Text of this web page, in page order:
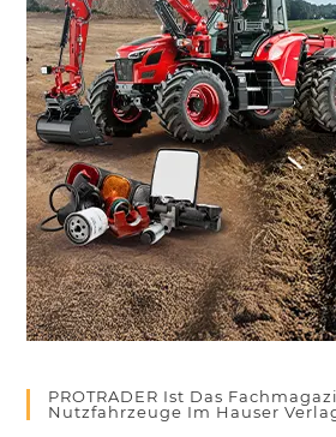
PROTRADER Ist Das
Nutzfahrzeuge Im Hauser